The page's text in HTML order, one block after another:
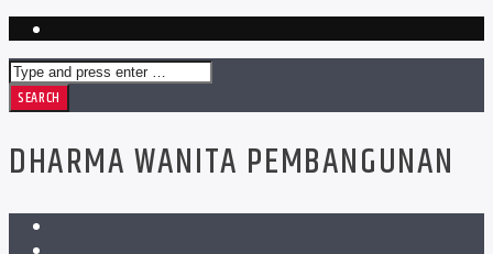
DHARMA WANITA PEMBANGUNAN